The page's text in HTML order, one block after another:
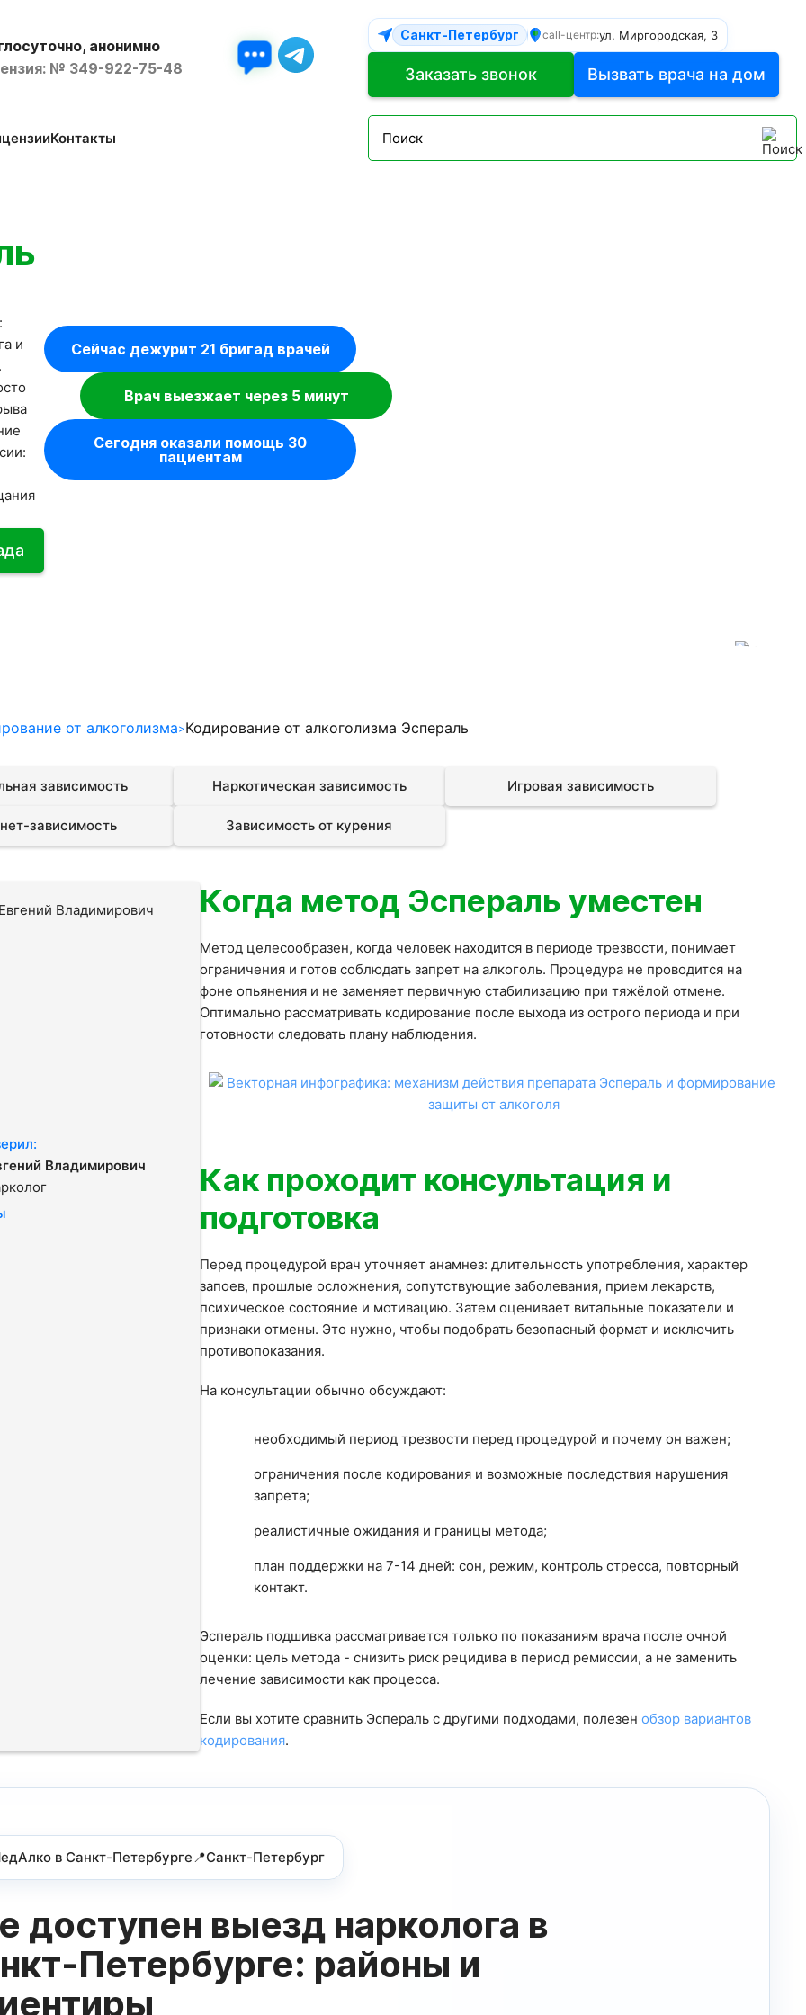
анонимно
№ 349-922-75-48
Санкт-Петербург call-центр:ул. Миргородская, 3
Заказать звонок Вызвать врача на дом
Контакты
и
Сейчас дежурит 21 бригад врачей
Врач выезжает через 5 минут
Сегодня оказали помощь 30
пациентам
консультация
вСанкт-
Кодирование от алкоголизма
скидкой
от алкоголизма Кодирование от алкоголизма Эспераль
зависимость Наркотическая зависимость Игровая зависимость
зависимость Зависимость от курения
Владимирович
Когда метод Эспераль уместен
Метод целесообразен, когда человек находится в периоде трезвости, понимает
ограничения и готов соблюдать запрет на алкоголь. Процедура не проводится на
фоне опьянения и не заменяет первичную стабилизацию при тяжёлой отмене.
Оптимально рассматривать кодирование после выхода из острого периода и при
готовности следовать плану наблюдения.
Как проходит консультация и
подготовка
Перед процедурой врач уточняет анамнез: длительность употребления, характер
запоев, прошлые осложнения, сопутствующие заболевания, прием лекарств,
психическое состояние и мотивацию. Затем оценивает витальные показатели и
признаки отмены. Это нужно, чтобы подобрать безопасный формат и исключить
противопоказания.
На консультации обычно обсуждают:
необходимый период трезвости перед процедурой и почему он важен;
ограничения после кодирования и возможные последствия нарушения
запрета;
реалистичные ожидания и границы метода;
план поддержки на 7-14 дней: сон, режим, контроль стресса, повторный
контакт.
Эспераль подшивка рассматривается только по показаниям врача после очной
оценки: цель метода - снизить риск рецидива в период ремиссии, а не заменить
лечение зависимости как процесса.
Если вы хотите сравнить Эспераль с другими подходами, полезен обзор вариантов
кодирования.
в Санкт-Петербурге📍Санкт-Петербург
доступен выезд нарколога в
Петербурге: районы и
ВРАЧА
С НАМИ
ЗАДАТЬ ВОПРОС
ВЫБОР ГОРОДА
ОБРАТНЫЙ ЗВОНОК
Заполните форму ниже, мы вам перезвоним
ОШИБКА ОТПРАВЛЕНИЯ ЗАЯВКИ!
заявку! Мы
ОСТАВИТЬ ОТЗЫВ
И мы напишем Вам по поводу работы